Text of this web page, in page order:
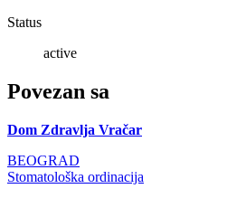
Status
active
Povezan sa
Dom Zdravlja Vračar
BEOGRAD
Stomatološka ordinacija